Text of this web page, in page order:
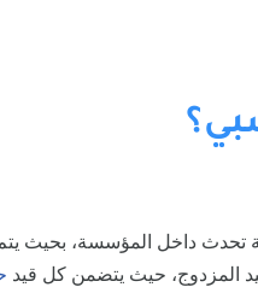
داخل المؤسسة، بحيث يتم
المزدوج، حيث يتضمن كل قيد